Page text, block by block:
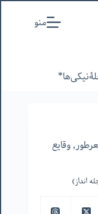
منو
,وقایع
انداز)